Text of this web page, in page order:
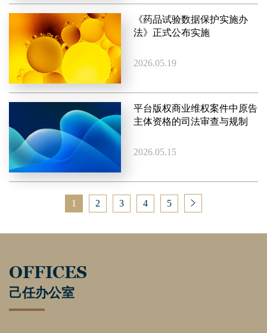
《药品试验数据保护实施办
法》正式公布实施
2026.05.19
平台版权商业维权案件中原告
主体资格的司法审查与规制
2026.05.15
1 2 3 4 5
OFFICES
己任办公室